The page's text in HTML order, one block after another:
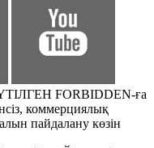
FORBIDDEN-ға
коммерциялық
пайдалану көзін